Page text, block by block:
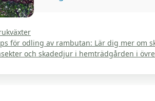
för odling av rambutan: Lär dig mer om
och skadedjur i hemträdgården i